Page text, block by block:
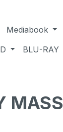
Mediabook
BLU-RAY